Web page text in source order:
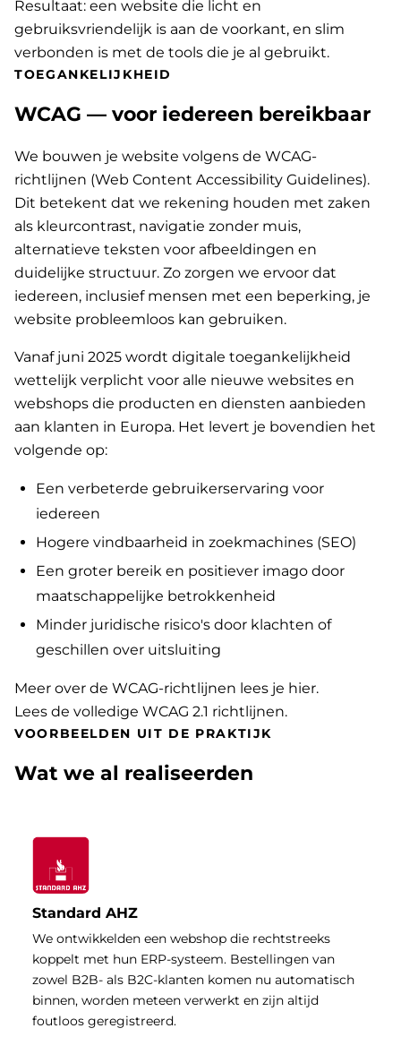
Resultaat: een website die licht en
gebruiksvriendelijk is aan de voorkant, en slim
verbonden is met de tools die je al gebruikt.
TOEGANKELIJKHEID
WCAG — voor iedereen bereikbaar
We bouwen je website volgens de WCAG-
richtlijnen (Web Content Accessibility Guidelines).
Dit betekent dat we rekening houden met zaken
als kleurcontrast, navigatie zonder muis,
alternatieve teksten voor afbeeldingen en
duidelijke structuur. Zo zorgen we ervoor dat
iedereen, inclusief mensen met een beperking, je
website probleemloos kan gebruiken.
Vanaf juni 2025 wordt digitale toegankelijkheid
wettelijk verplicht voor alle nieuwe websites en
webshops die producten en diensten aanbieden
aan klanten in Europa. Het levert je bovendien het
volgende op:
Een verbeterde gebruikerservaring voor
iedereen
Hogere vindbaarheid in zoekmachines (SEO)
Een groter bereik en positiever imago door
maatschappelijke betrokkenheid
Minder juridische risico's door klachten of
geschillen over uitsluiting
Meer over de WCAG-richtlijnen lees je hier.
Lees de volledige WCAG 2.1 richtlijnen.
VOORBEELDEN UIT DE PRAKTIJK
Wat we al realiseerden
Standard AHZ
We ontwikkelden een webshop die rechtstreeks
koppelt met hun ERP-systeem. Bestellingen van
zowel B2B- als B2C-klanten komen nu automatisch
binnen, worden meteen verwerkt en zijn altijd
foutloos geregistreerd.